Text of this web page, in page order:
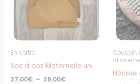
En sortie
Sac à dos Maternelle uni
37,00€ – 39,00€
variations.
options
choisies
Coussin